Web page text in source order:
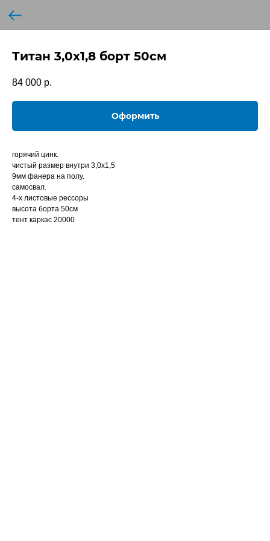
Титан 3,0х1,8 борт 50см
84 000 р.
Оформить
горячий цинк.
чистый размер внутри 3,0х1,5
9мм фанера на полу.
самосвал.
4-х листовые рессоры
высота борта 50см
тент каркас 20000